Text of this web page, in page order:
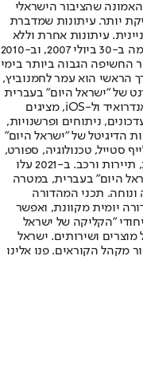
שהציבור הישראלי
יותר. עיתונות שמדברת
עיתונות אחרת וללא
תשלום. המהדורה המודפסת הראשונה פורסמה ב-30 ביולי 2007, וב-2010
החשיפה הגבוה ביותר בימי
הראשי הוא עמר לחמנוביץ,
של "ישראל היום" בעברית
ובאנגלית, כמו כן היישומונים (אפליקציות) לאנדרואיד ול-iOS, מציגים
ניתוחים ופרשנויות,
הדיגיטל של "ישראל היום"
סטייל, טכנולוגיה, ספורט,
כלכלה וצרכנות, בריאות, חיילים, אוכל, יהדות, תיירות ורכב. ב-2021 עלו
היום" בעברית, במטרה
ונוחה. תכני המהדורה
יומית מקוונת, ואפשר
"הקליקה של ישראל
ושירותים. ישראל
מקהל הקוראים. פנו אלינו